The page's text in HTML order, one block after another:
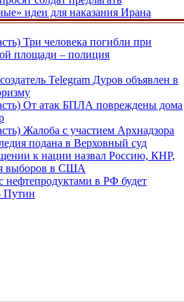
идеи для наказания Ирана
Три человека погибли при
площади – полиция
Telegram Дуров объявлен в
От атак БПЛА повреждены дома
Жалоба с участием Архнадзора
подана в Верховный суд
к нации назвал Россию, КНР,
выборов в США
нефтепродуктами в РФ будет
Путин